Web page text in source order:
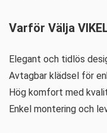
Varför Välja
Elegant och tidlös
Avtagbar klädsel för
Hög komfort med
Enkel montering och